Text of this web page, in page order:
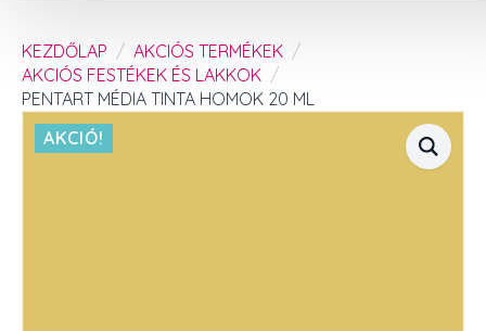
KEZDŐLAP
AKCIÓS TERMÉKEK
AKCIÓS FESTÉKEK ÉS LAKKOK
PENTART MÉDIA TINTA HOMOK 20 ML
AKCIÓ!